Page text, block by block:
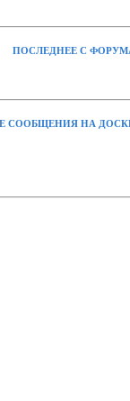
ПОСЛЕДНЕЕ С
СООБЩЕНИЯ НА